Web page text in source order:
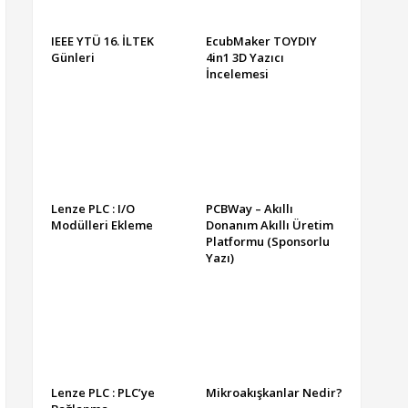
IEEE YTÜ 16. İLTEK
Günleri
EcubMaker TOYDIY
4in1 3D Yazıcı
İncelemesi
Lenze PLC : I/O
Modülleri Ekleme
PCBWay – Akıllı
Donanım Akıllı Üretim
Platformu (Sponsorlu
Yazı)
Lenze PLC : PLC’ye
Mikroakışkanlar Nedir?